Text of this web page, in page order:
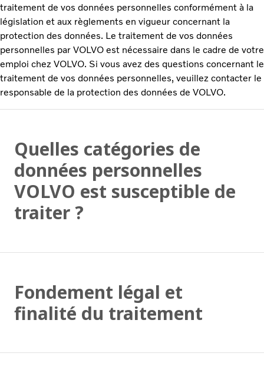
traitement de vos données personnelles conformément à la
législation et aux règlements en vigueur concernant la
protection des données. Le traitement de vos données
personnelles par VOLVO est nécessaire dans le cadre de votre
emploi chez VOLVO. Si vous avez des questions concernant le
traitement de vos données personnelles, veuillez contacter le
responsable de la protection des données de VOLVO.
Quelles catégories de
données personnelles
VOLVO est susceptible de
traiter ?
Fondement légal et
finalité du traitement